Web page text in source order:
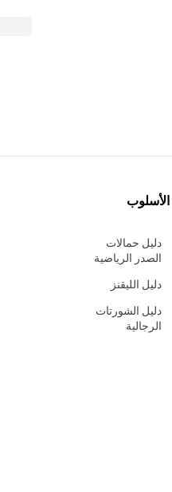
الأسلوب
دليل حمالات
الصدر الرياضية
دليل الليقنز
دليل الشورتات
الرجالية